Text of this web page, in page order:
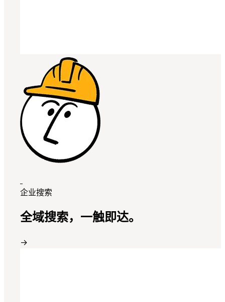
企业搜索
全域搜索，一触即达。
→